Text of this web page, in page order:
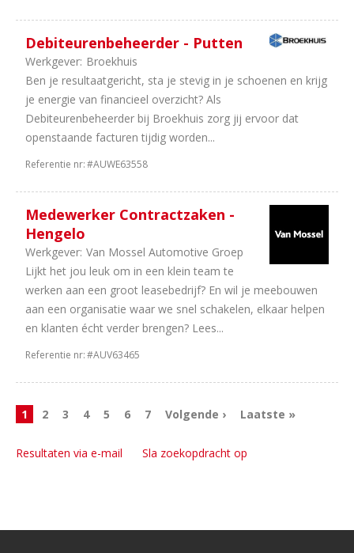
Debiteurenbeheerder - Putten
Werkgever: Broekhuis
Ben je resultaatgericht, sta je stevig in je schoenen en krijg
je energie van financieel overzicht? Als
Debiteurenbeheerder bij Broekhuis zorg jij ervoor dat
openstaande facturen tijdig worden...
Referentie nr:#AUWE63558
Medewerker Contractzaken -
Hengelo
Werkgever: Van Mossel Automotive Groep
Lijkt het jou leuk om in een klein team te
werken aan een groot leasebedrijf? En wil je meebouwen
aan een organisatie waar we snel schakelen, elkaar helpen
en klanten écht verder brengen? Lees...
Referentie nr:#AUV63465
1 2 3 4 5 6 7 Volgende › Laatste »
Resultaten via e-mail Sla zoekopdracht op